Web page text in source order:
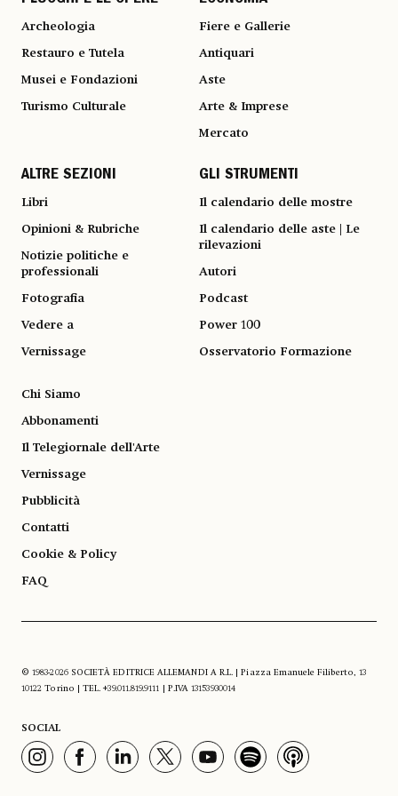
Archeologia
Restauro e Tutela
Musei e Fondazioni
Turismo Culturale
Fiere e Gallerie
Antiquari
Aste
Arte & Imprese
Mercato
ALTRE SEZIONI
Libri
Opinioni & Rubriche
Notizie politiche e
professionali
Fotografia
Vedere a
Vernissage
GLI STRUMENTI
Il calendario delle mostre
Il calendario delle aste | Le
rilevazioni
Autori
Podcast
Power 100
Osservatorio Formazione
Chi Siamo
Abbonamenti
Il Telegiornale dell'Arte
Vernissage
Pubblicità
Contatti
Cookie & Policy
FAQ
© 1983-2026 SOCIETÀ EDITRICE ALLEMANDI A R.L. | Piazza Emanuele Filiberto, 13
10122 Torino | TEL. +39.011.819.9111 | P.IVA 13153930014
SOCIAL